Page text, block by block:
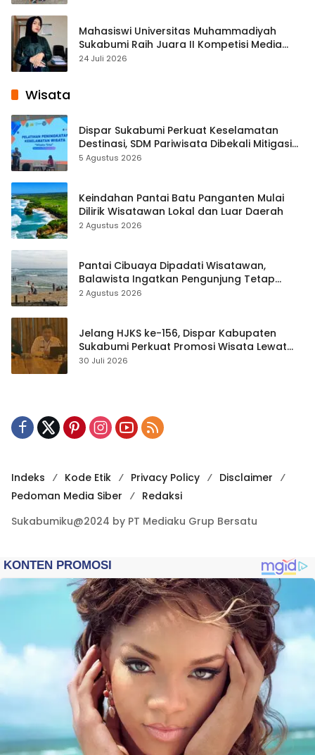
Mahasiswi Universitas Muhammadiyah
Sukabumi Raih Juara II Kompetisi Media
Pembelajaran Digital Tingkat Internasional
24 Juli 2026
Wisata
Dispar Sukabumi Perkuat Keselamatan
Destinasi, SDM Pariwisata Dibekali Mitigasi
hingga Teknik Evakuasi
5 Agustus 2026
Keindahan Pantai Batu Panganten Mulai
Dilirik Wisatawan Lokal dan Luar Daerah
2 Agustus 2026
Pantai Cibuaya Dipadati Wisatawan,
Balawista Ingatkan Pengunjung Tetap
Waspada
2 Agustus 2026
Jelang HJKS ke-156, Dispar Kabupaten
Sukabumi Perkuat Promosi Wisata Lewat
Publikasi Digital
30 Juli 2026
Indeks Kode Etik Privacy Policy
Disclaimer
Pedoman Media Siber
Redaksi
Sukabumiku@2024 by PT Mediaku Grup Bersatu